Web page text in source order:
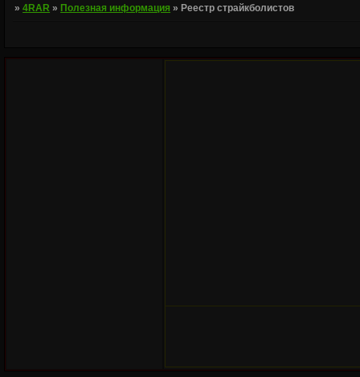
»4RAR » Полезная информация » Реестр страйкболистов